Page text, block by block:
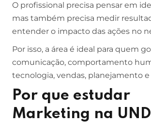
O profissional precisa pensar em
mas também precisa medir
entender o impacto das ações no
Por isso, a área é ideal para quem
comunicação, comportamento
tecnologia, vendas, planejamento e
Por que estudar
Marketing na